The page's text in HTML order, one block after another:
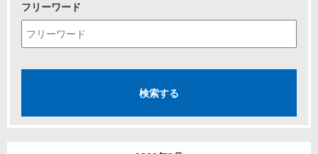
フリーワード